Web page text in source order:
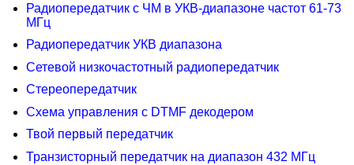
Радиопередатчик с ЧМ в УКВ-диапазоне частот 61-73
МГц
Радиопередатчик УКВ диапазона
Сетевой низкочастотный радиопередатчик
Стереопередатчик
Схема управления с DTMF декодером
Твой первый передатчик
Транзисторный передатчик на диапазон 432 МГц